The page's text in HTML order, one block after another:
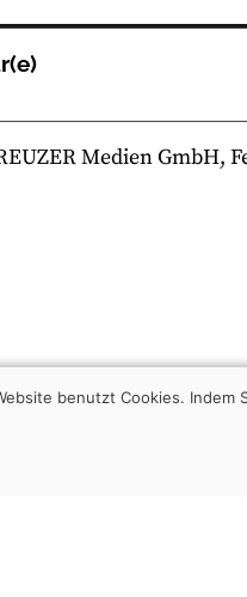
Medien GmbH,
benutzt Cookies.